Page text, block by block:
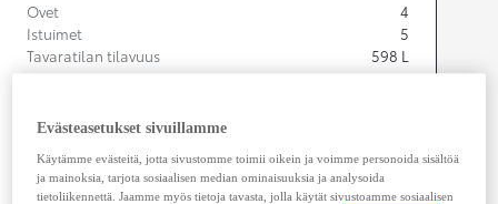
Ovet
4
Istuimet
5
Tavaratilan tilavuus
598 L
Evästeasetukset sivuillamme
Käytämme evästeitä, jotta sivustomme toimii oikein ja voimme personoida sisältöä
ja mainoksia, tarjota sosiaalisen median ominaisuuksia ja analysoida
tietoliikennettä. Jaamme myös tietoja tavasta, jolla käytät sivustoamme sosiaalisen